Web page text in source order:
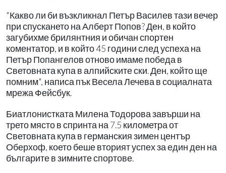
"Какво ли би възкликнал Петър Василев тази вечер
при спускането на Алберт Попов? Ден, в който
загубихме брилянтния и обичан спортен
коментатор, и в който 45 години след успеха на
Петър Попангелов отново имаме победа в
Световната купа в алпийските ски. Ден, който ще
помним", написа пък Весела Лечева в социалната
мрежа Фейсбук.
Биатлонистката Милена Тодорова завърши на
трето място в спринта на 7.5 километра от
Световната купа в германския зимен център
Оберхоф, което беше вторият успех за един ден на
българите в зимните спортове.